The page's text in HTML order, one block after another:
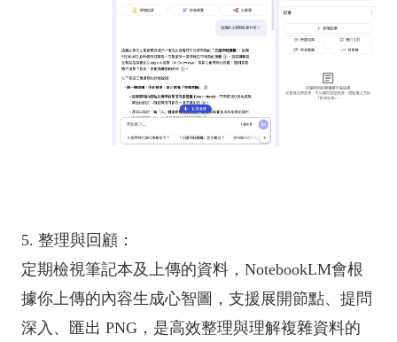
5. 整理與回顧：
定期檢視筆記本及上傳的資料，NotebookLM會根
據你上傳的內容生成心智圖，支援展開節點、提問
深入、匯出 PNG，是高效整理與理解複雜資料的